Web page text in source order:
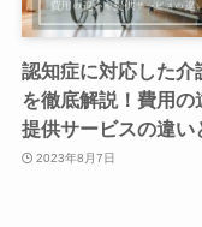
認知症に対応した介
を徹底解説！費用の
提供サービスの違い
2023年8月7日